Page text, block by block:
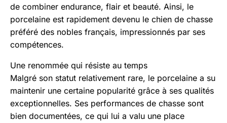
de combiner endurance, flair et beauté. Ainsi, le
porcelaine est rapidement devenu le chien de chasse
préféré des nobles français, impressionnés par ses
compétences.
Une renommée qui résiste au temps
Malgré son statut relativement rare, le porcelaine a su
maintenir une certaine popularité grâce à ses qualités
exceptionnelles. Ses performances de chasse sont
bien documentées, ce qui lui a valu une place